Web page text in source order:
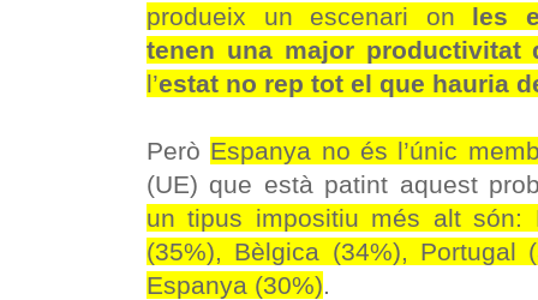
produeix un escenari on les
tenen una major productivitat
l’estat no rep tot el que hauria
Però Espanya no és l’únic
(UE) que està patint aquest
un tipus impositiu més alt són:
(35%), Bèlgica (34%), Portugal
Espanya (30%)